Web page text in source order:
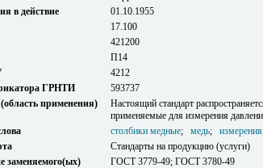
в действие
01.10.1955
17.100
421200
П14
4212
ГРНТИ
593737
применения)
Настоящий стандарт
применяемые для измерения
столбики медные; медь; измерения
Стандарты на продукцию (услуги)
заменяемого(ых)
ГОСТ 3779-49; ГОСТ 3780-49